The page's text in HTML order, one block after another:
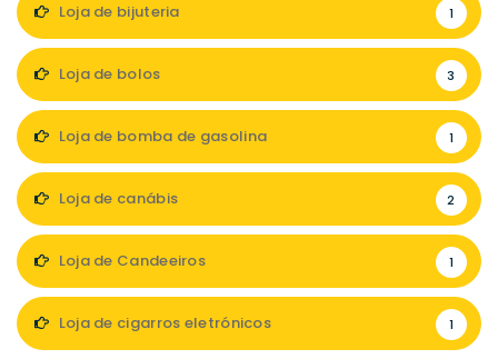
Loja de bijuteria 1
Loja de bolos 3
Loja de bomba de gasolina 1
Loja de canábis 2
Loja de Candeeiros 1
Loja de cigarros eletrónicos 1